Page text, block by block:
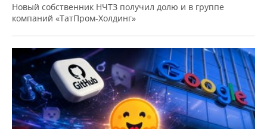
Новый собственник НЧТЗ получил долю и в группе
компаний «ТатПром-Холдинг»